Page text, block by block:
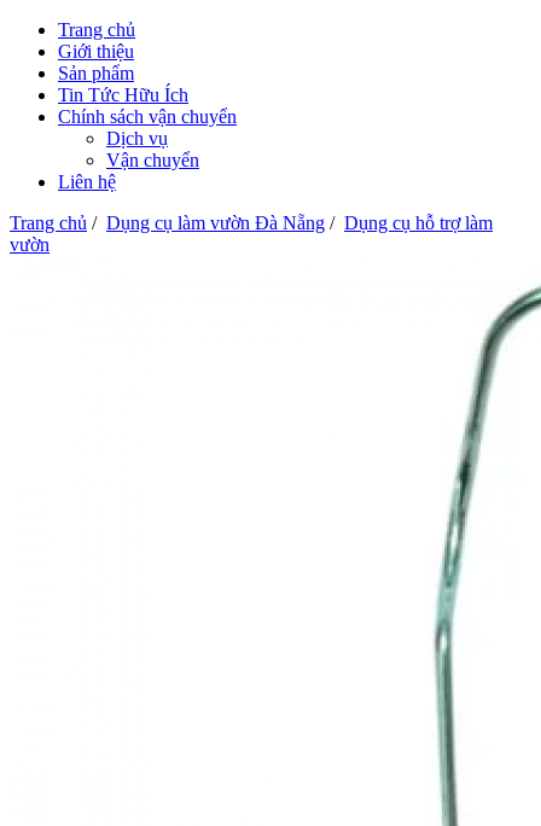
Trang chủ
Giới thiệu
Sản phẩm
Tin Tức Hữu Ích
Chính sách vận chuyển
Dịch vụ
Vận chuyển
Liên hệ
Trang chủ / Dụng cụ làm vườn Đà Nẵng / Dụng cụ hỗ trợ làm
vườn